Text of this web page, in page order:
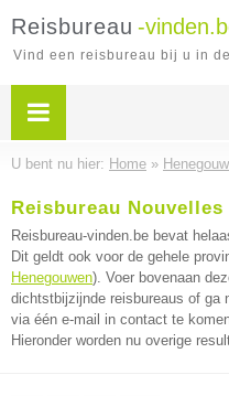
Reisbureau -
Vind een reisbureau bij u in
U bent nu hier: Home »
Reisbureau Nouvelles
Reisbureau-vinden.be bevat
Dit geldt ook voor de gehele
Henegouwen). Voer bovenaan
dichtstbijzijnde reisbureaus of ga
via één e-mail in contact te
Hieronder worden nu overige